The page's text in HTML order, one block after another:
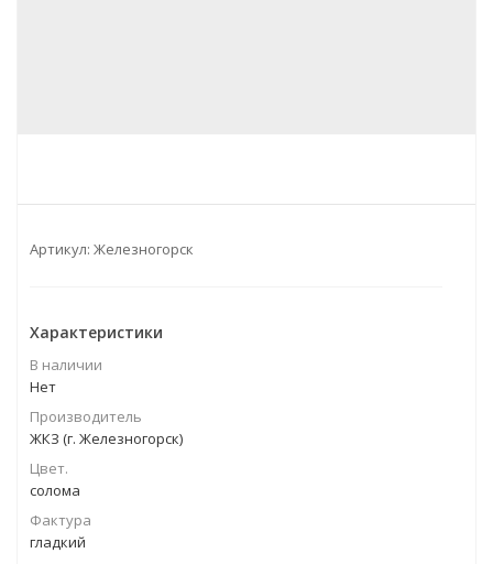
Артикул: Железногорск
Характеристики
В наличии
Нет
Производитель
ЖКЗ (г. Железногорск)
Цвет.
солома
Фактура
гладкий